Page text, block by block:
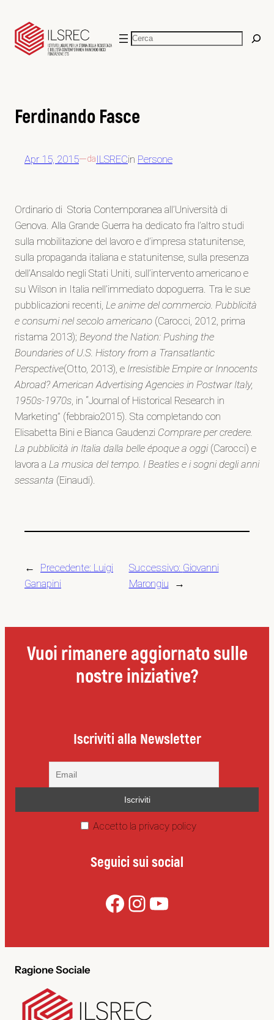
contenuto
Cerca
Ferdinando Fasce
Apr 15, 2015—daILSRECin Persone
Ordinario di Storia Contemporanea all’Università di
Genova. Alla Grande Guerra ha dedicato fra l’altro studi
sulla mobilitazione del lavoro e d’impresa statunitense,
sulla propaganda italiana e statunitense, sulla presenza
dell’Ansaldo negli Stati Uniti, sull’intervento americano e
su Wilson in Italia nell’immediato dopoguerra. Tra le sue
pubblicazioni recenti, Le anime del commercio. Pubblicità
e consumi nel secolo americano (Carocci, 2012, prima
ristama 2013); Beyond the Nation: Pushing the
Boundaries of U.S. History from a Transatlantic
Perspective(Otto, 2013), e Irresistible Empire or Innocents
Abroad?American Advertising Agencies in Postwar Italy,
1950s-1970s , in “Journal of Historical Research in
Marketing” (febbraio2015). Sta completando con
Elisabetta Bini e Bianca Gaudenzi Comprare per credere.
La pubblicità in Italia dalla belle époque a oggi (Carocci) e
lavora a La musica del tempo. I Beatles e i sogni degli anni
sessanta (Einaudi).
← Precedente: Luigi
Ganapini
Successivo: Giovanni
Marongiu
→
Vuoi rimanere aggiornato sulle
nostre iniziative?
Iscriviti alla Newsletter
Accetto la privacy policy
Seguici sui social
Facebook InstagramYouTube
Ragione Sociale